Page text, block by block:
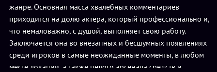
жанре. Основная масса хвалебных комментариев
приходится на долю актера, который профессионально и,
что немаловажно, с душой, выполняет свою работу.
Заключается она во внезапных и бесшумных появлениях
среди игроков в самые неожиданные моменты, в любом
месте локации, а также целого арсенала средств и